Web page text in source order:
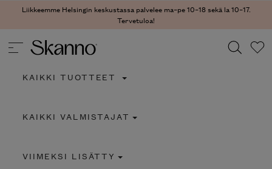
Liikkeemme Helsingin keskustassa palvelee ma–pe 10–18 sekä la 10–17.
Tervetuloa!
Type 2 or more characters for results.
KAIKKI TUOTTEET
KAIKKI VALMISTAJAT
VIIMEKSI LISÄTTY